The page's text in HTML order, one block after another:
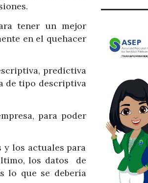
tener un mejor
en el quehacer
predictiva
de tipo descriptiva
para poder
y los actuales para
los datos de
lo que se debería